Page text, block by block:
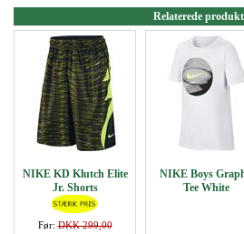
Relaterede
NIKE KD Klutch Elite
Jr. Shorts
Før:DKK 299,00
NIKE Boys
Tee White